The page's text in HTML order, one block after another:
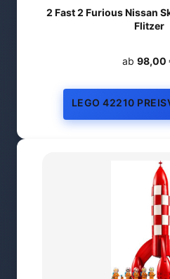
2 Fast 2 Furious Nissan
Flitzer
ab 98,00
LEGO 42210